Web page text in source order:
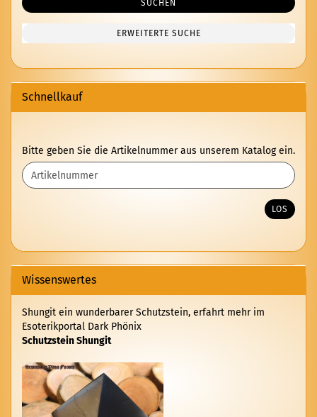
SUCHEN
ERWEITERTE SUCHE
Schnellkauf
BITTE
GEBEN
SIE
DIE
KATALOG
EIN.
Bitte geben Sie die Artikelnummer aus unserem Katalog ein.
LOS
Wissenswertes
Shungit ein wunderbarer Schutzstein, erfahrt mehr im
Esoterikportal Dark Phönix
Schutzstein Shungit